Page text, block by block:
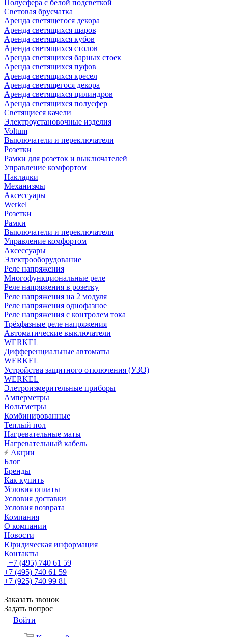
Полусфера с белой подсветкой
Световая брусчатка
Аренда светящегося декора
Аренда светящихся шаров
Аренда светящихся кубов
Аренда светящихся столов
Аренда светящихся барных стоек
Аренда светящихся пуфов
Аренда светящихся кресел
Аренда светящегося декора
Аренда светящихся цилиндров
Аренда светящихся полусфер
Светящиеся качели
Электроустановочные изделия
Voltum
Выключатели и переключатели
Розетки
Рамки для розеток и выключателей
Управление комфортом
Накладки
Механизмы
Аксессуары
Werkel
Розетки
Рамки
Выключатели и переключатели
Управление комфортом
Аксессуары
Электрооборудование
Реле напряжения
Многофункциональные реле
Реле напряжения в розетку
Реле напряжения на 2 модуля
Реле напряжения однофазное
Реле напряжения с контролем тока
Трёхфазные реле напряжения
Автоматические выключатели
WERKEL
Дифференциальные автоматы
WERKEL
Устройства защитного отключения (УЗО)
WERKEL
Элетроизмерительные приборы
Амперметры
Вольтметры
Комбинированные
Теплый пол
Нагревательные маты
Нагревательный кабель
Акции
Блог
Бренды
Как купить
Условия оплаты
Условия доставки
Условия возврата
Компания
О компании
Новости
Юридическая информация
Контакты
+7 (495) 740 61 59
+7 (495) 740 61 59
+7 (925) 740 99 81
Заказать звонок
Задать вопрос
Войти